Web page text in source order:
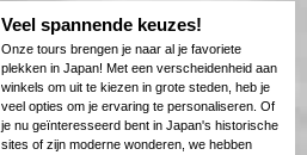
Veel spannende keuzes!
Onze tours brengen je naar al je favoriete
plekken in Japan! Met een verscheidenheid aan
winkels om uit te kiezen in grote steden, heb je
veel opties om je ervaring te personaliseren. Of
je nu geïnteresseerd bent in Japan's historische
sites of zijn moderne wonderen, we hebben